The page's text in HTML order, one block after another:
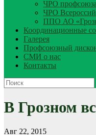
ЧРО
ЧРО
ППО АО
Координационные
Галерея
Профсоюзный
СМИ о нас
Контакты
В Грозном
Авг 22, 2015